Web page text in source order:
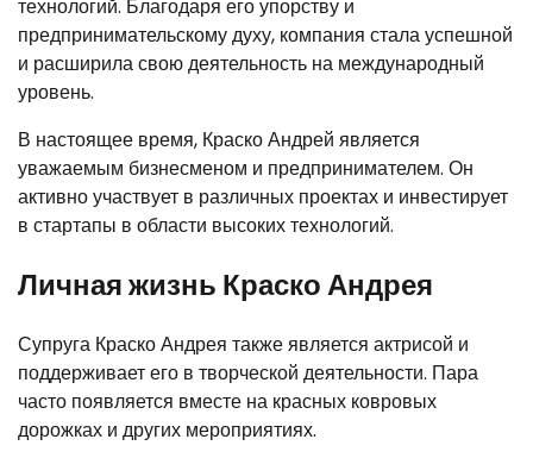
технологий. Благодаря его упорству и
предпринимательскому духу, компания стала успешной
и расширила свою деятельность на международный
уровень.
В настоящее время, Краско Андрей является
уважаемым бизнесменом и предпринимателем. Он
активно участвует в различных проектах и инвестирует
в стартапы в области высоких технологий.
Личная жизнь Краско Андрея
Супруга Краско Андрея также является актрисой и
поддерживает его в творческой деятельности. Пара
часто появляется вместе на красных ковровых
дорожках и других мероприятиях.